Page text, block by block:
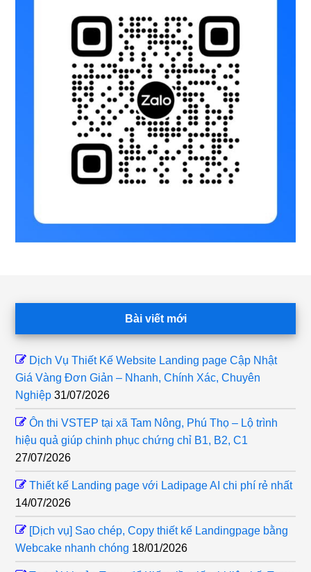
Bài viết mới
Dịch Vụ Thiết Kế Website Landing page Cập Nhật
Giá Vàng Đơn Giản – Nhanh, Chính Xác, Chuyên
Nghiệp 31/07/2026
Ôn thi VSTEP tại xã Tam Nông, Phú Thọ – Lộ trình
hiệu quả giúp chinh phục chứng chỉ B1, B2, C1
27/07/2026
Thiết kế Landing page với Ladipage AI chi phí rẻ nhất
14/07/2026
[Dịch vụ] Sao chép, Copy thiết kế Landingpage bằng
Webcake nhanh chóng 18/01/2026